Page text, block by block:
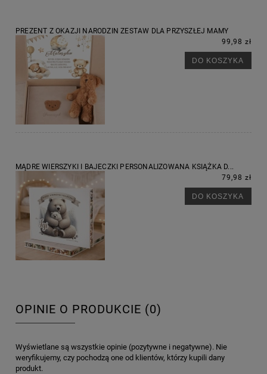
PREZENT Z OKAZJI NARODZIN ZESTAW DLA PRZYSZŁEJ MAMY
99,98 zł
DO KOSZYKA
MĄDRE WIERSZYKI I BAJECZKI PERSONALIZOWANA KSIĄŻKA D...
79,98 zł
DO KOSZYKA
OPINIE O PRODUKCIE (0)
Wyświetlane są wszystkie opinie (pozytywne i negatywne). Nie
weryfikujemy, czy pochodzą one od klientów, którzy kupili dany
produkt.